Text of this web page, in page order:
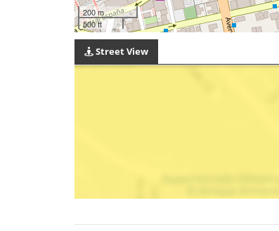
200 m
500 ft
Street View